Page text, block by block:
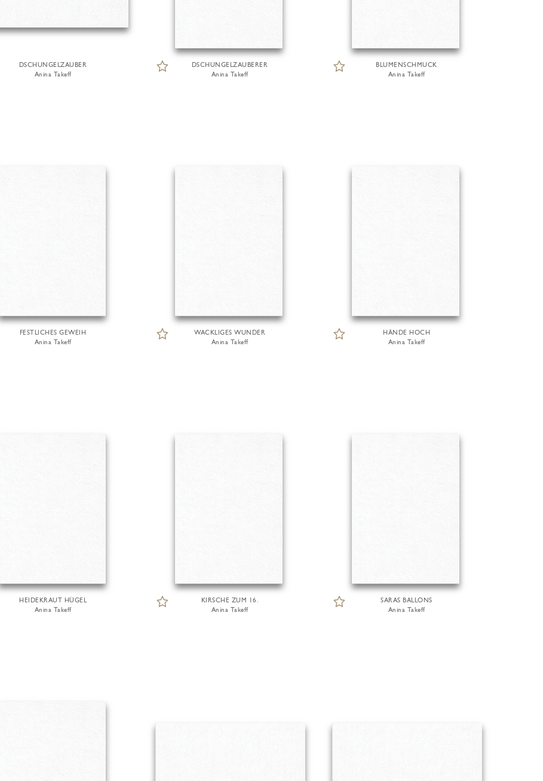
DSCHUNGELZAUBER
Anina Takeff
DSCHUNGELZAUBERER
Anina Takeff
BLUMENSCHMUCK
Anina Takeff
FESTLICHES GEWEIH
Anina Takeff
WACKLIGES WUNDER
Anina Takeff
HÄNDE HOCH
Anina Takeff
HEIDEKRAUT HÜGEL
Anina Takeff
KIRSCHE ZUM 16.
Anina Takeff
SARAS BALLONS
Anina Takeff